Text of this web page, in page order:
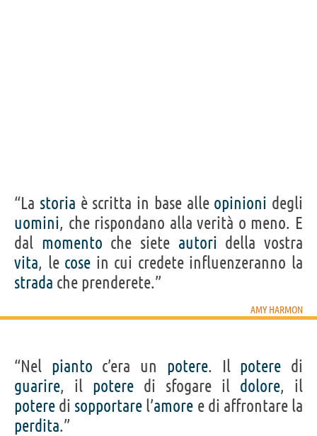
“La storia è scritta in base alle opinioni degli
uomini, che rispondano alla verità o meno. E
dal momento che siete autori della vostra
vita, le cose in cui credete influenzeranno la
strada che prenderete.”
AMY HARMON
“Nel pianto c’era un potere. Il potere di
guarire, il potere di sfogare il dolore, il
potere di sopportare l’amore e di affrontare la
perdita.”